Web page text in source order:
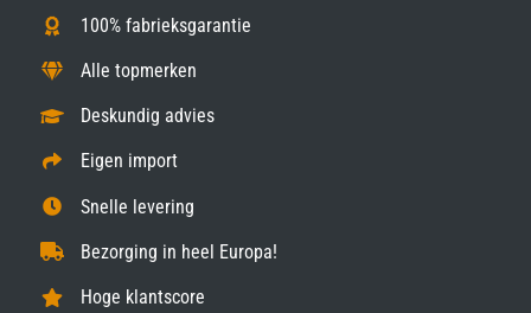
100% fabrieksgarantie
Alle topmerken
Deskundig advies
Eigen import
Snelle levering
Bezorging in heel Europa!
Hoge klantscore